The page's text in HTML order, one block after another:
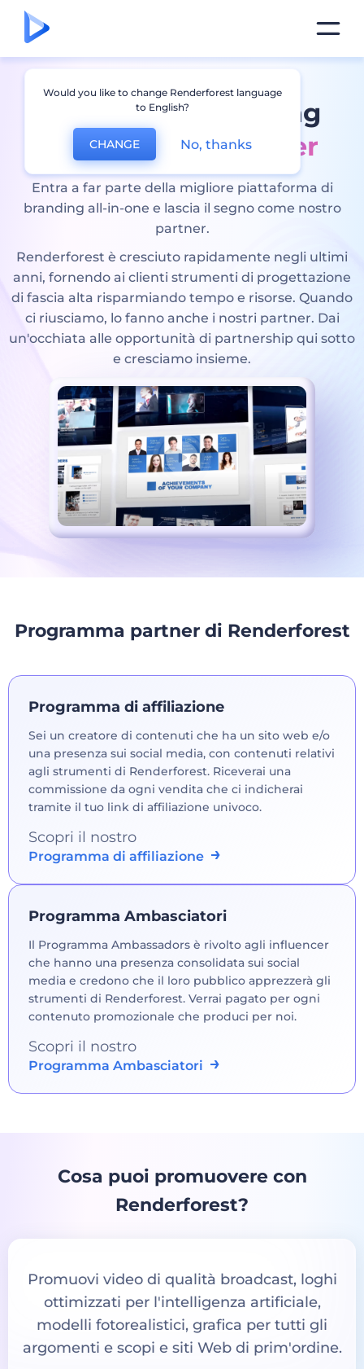
Foresta di rendering
Programma partner
Entra a far parte della migliore piattaforma di
branding all-in-one e lascia il segno come nostro
partner.
Renderforest è cresciuto rapidamente negli ultimi
anni, fornendo ai clienti strumenti di progettazione
di fascia alta risparmiando tempo e risorse. Quando
ci riusciamo, lo fanno anche i nostri partner. Dai
un'occhiata alle opportunità di partnership qui sotto
e cresciamo insieme.
Programma partner di Renderforest
Programma di affiliazione
Sei un creatore di contenuti che ha un sito web e/o
una presenza sui social media, con contenuti relativi
agli strumenti di Renderforest. Riceverai una
commissione da ogni vendita che ci indicherai
tramite il tuo link di affiliazione univoco.
Scopri il nostro
Programma di affiliazione
Programma Ambasciatori
Il Programma Ambassadors è rivolto agli influencer
che hanno una presenza consolidata sui social
media e credono che il loro pubblico apprezzerà gli
strumenti di Renderforest. Verrai pagato per ogni
contenuto promozionale che produci per noi.
Scopri il nostro
Programma Ambasciatori
Cosa puoi promuovere con
Renderforest?
Promuovi video di qualità broadcast, loghi
ottimizzati per l'intelligenza artificiale,
modelli fotorealistici, grafica per tutti gli
argomenti e scopi e siti Web di prim'ordine.
Would you like to change Renderforest language
to English?
CHANGE No, thanks